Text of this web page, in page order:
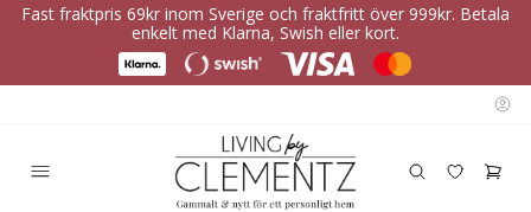
Fast fraktpris 69kr inom Sverige och fraktfritt över 999kr. Betala
enkelt med Klarna, Swish eller kort.